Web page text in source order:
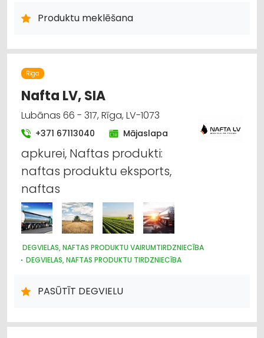
IEKRAUŠANAS UN IZKRAUŠANAS TEHNIKA
INTERNETVEIKALI, E-KOMERCIJA
LAUKSAIMNIECĪBAS PAKALPOJUMI
TIRDZNIECĪBA
LAUKSAIMNIECĪBAS TEHNIKAS UN TRAKTORTEHNIKAS REZERVES
DAĻAS
LAUKSAIMNIECĪBAS TEHNIKAS UN TRAKTORTEHNIKAS
LABOŠANA, REMONTS
SADZĪVES TEHNIKAS VAIRUMTIRDZNIECĪBA
MEDICĪNAS TEHNIKA, INSTRUMENTI, PRECES UN PIEDERUMI
Produktu meklēšana
Rīga
Nafta LV, SIA
Lubānas 66 - 317, Rīga, LV-1073
+371 67113040 Mājaslapa
apkurei, Naftas produkti:
naftas produktu eksports,
naftas
DEGVIELAS, NAFTAS PRODUKTU VAIRUMTIRDZNIECĪBA
DEGVIELAS, NAFTAS PRODUKTU TIRDZNIECĪBA
KURINĀMAIS
PASŪTĪT DEGVIELU